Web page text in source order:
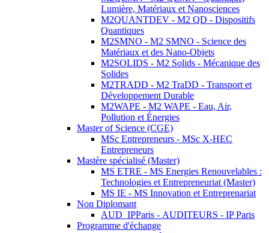
Lumière, Matériaux et Nanosciences
M2QUANTDEV - M2 QD - Dispositifs
Quantiques
M2SMNO - M2 SMNO - Science des
Matériaux et des Nano-Objets
M2SOLIDS - M2 Solids - Mécanique des
Solides
M2TRADD - M2 TraDD - Transport et
Développement Durable
M2WAPE - M2 WAPE - Eau, Air,
Pollution et Énergies
Master of Science (CGE)
MSc Entrepreneurs - MSc X-HEC
Entrepreneurs
Mastère spécialisé (Master)
MS ETRE - MS Energies Renouvelables :
Technologies et Entrepreneuriat (Master)
MS IE - MS Innovation et Entreprenariat
Non Diplomant
AUD_IPParis - AUDITEURS - IP Paris
Programme d'échange